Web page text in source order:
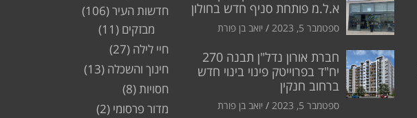
א.ל.מ פותחת סניף חדש בחולון
ספטמבר 5, 2023 יואב בן פורת
חברת אורון נדל"ן תבנה 270
יח"ד בפרוייטק פינוי בינוי חדש
ברחוב חנקין
ספטמבר 5, 2023 יואב בן פורת
חדשות העיר(106)
מבזקים (11)
חיי לילה (27)
חינוך והשכלה (13)
חסויות(8)
מדור פרסומי (2)